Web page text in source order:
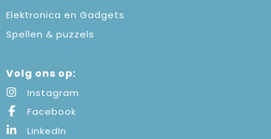
Elektronica en Gadgets
Spellen & puzzels
Volg ons op:
Instagram
Facebook
LinkedIn